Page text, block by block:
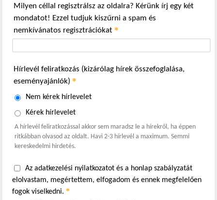
Milyen céllal regisztrálsz az oldalra? Kérünk írj egy két
mondatot! Ezzel tudjuk kiszűrni a spam és
nemkívánatos regisztrációkat *
Hírlevél feliratkozás (kizárólag hírek összefoglalása,
eseményajánlók) *
Nem kérek hírlevelet
Kérek hírlevelet
A hírlevél feliratkozással akkor sem maradsz le a hírekről, ha éppen
ritkábban olvasod az oldalt. Havi 2-3 hírlevél a maximum. Semmi
kereskedelmi hirdetés.
Az adatkezelési nyilatkozatot és a honlap szabályzatát
elolvastam, megértettem, elfogadom és ennek megfelelően
fogok viselkedni. *